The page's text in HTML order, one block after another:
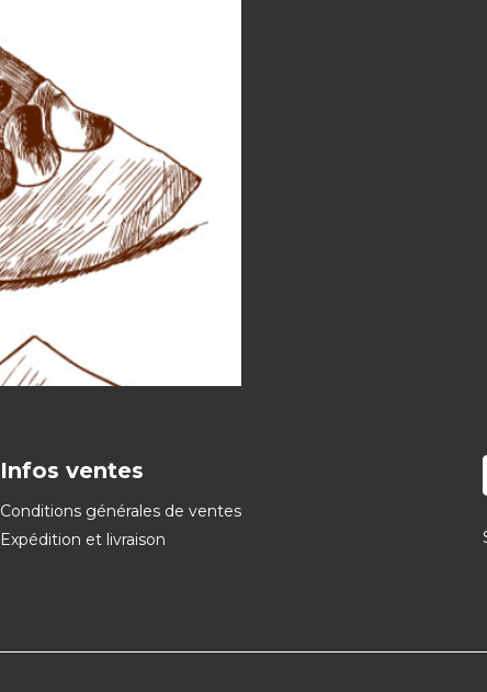
Infos ventes
Conditions générales de ventes
Expédition et livraison